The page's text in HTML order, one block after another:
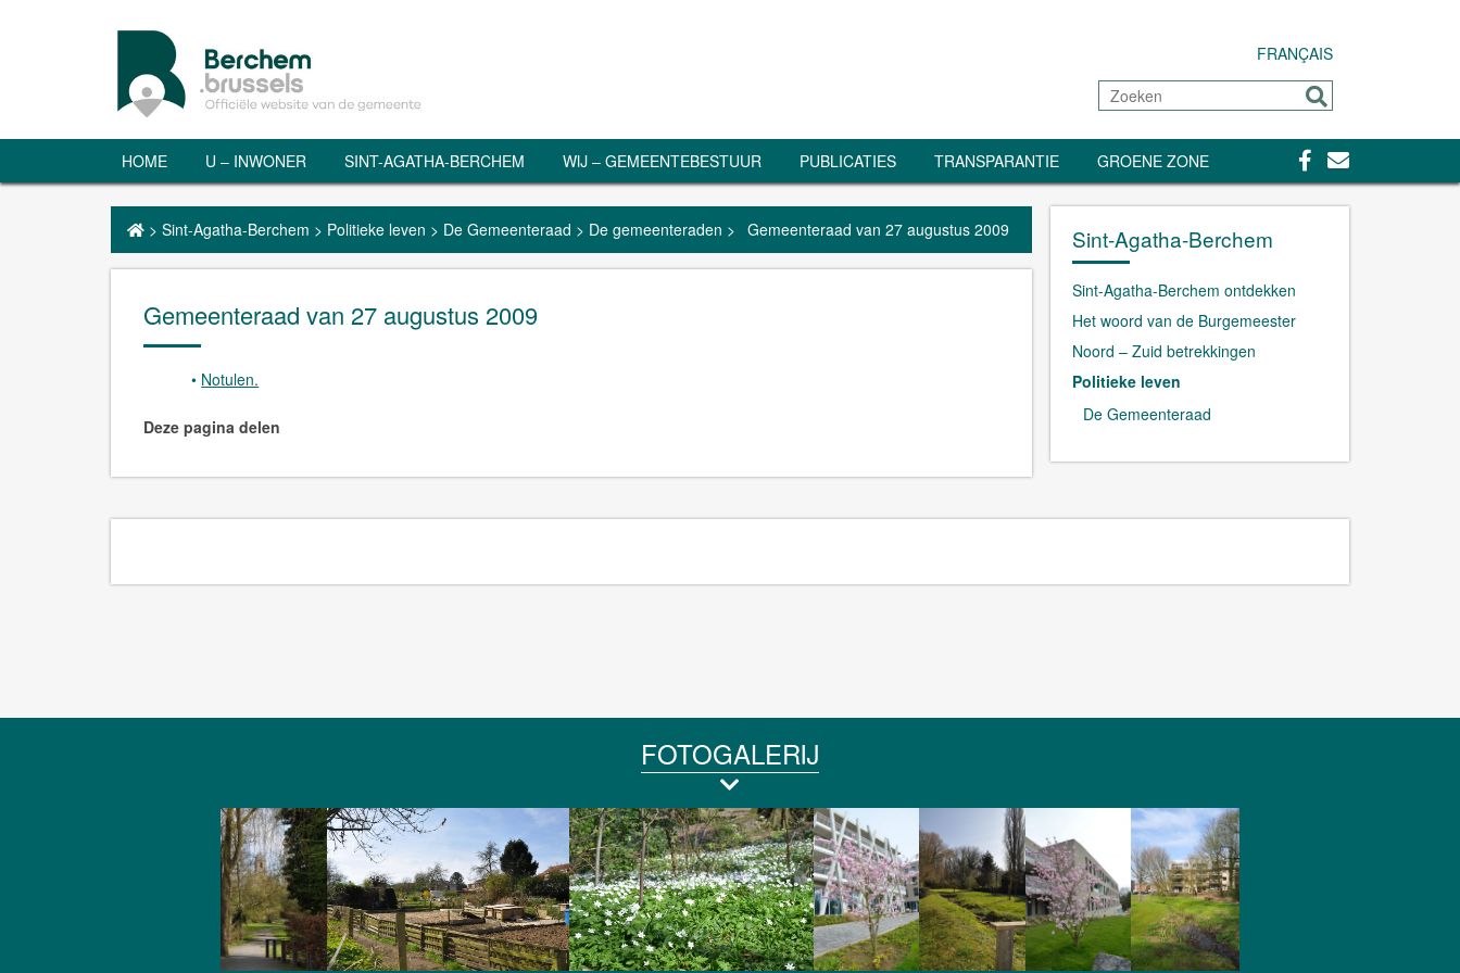
FRANÇAIS
Zoeken
Sturen
HOME U – INWONER SINT-AGATHA-BERCHEM WIJ – GEMEENTEBESTUUR PUBLICATIES TRANSPARANTIE GROENE ZONE Facebook
Contact
> Sint-Agatha-Berchem > Politieke leven > De Gemeenteraad > De gemeenteraden > Gemeenteraad van 27 augustus 2009
Gemeenteraad van 27 augustus 2009
Notulen.
Deze pagina delen
Sint-Agatha-Berchem
Sint-Agatha-Berchem ontdekken
Het woord van de Burgemeester
Noord – Zuid betrekkingen
Politieke leven
De Gemeenteraad
FOTOGALERIJ